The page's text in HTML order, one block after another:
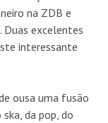
na ZDB e
Duas excelentes
interessante
ousa uma fusão
da pop, do